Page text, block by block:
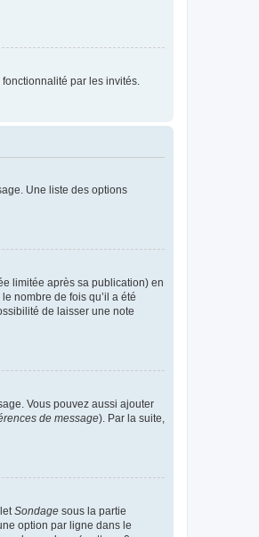
par les invités.
Une liste des options
limitée après sa publication) en
nombre de fois qu’il a été
de laisser une note
Vous pouvez aussi ajouter
de message). Par la suite,
Sondage sous la partie
option par ligne dans le